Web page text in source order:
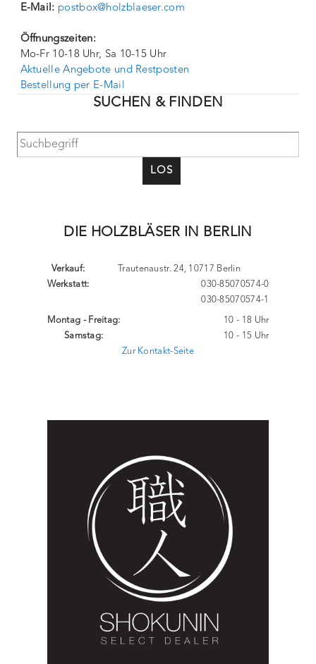
E-Mail: postbox@holzblaeser.com
Öffnungszeiten:
Mo-Fr 10-18 Uhr, Sa 10-15 Uhr
Aktuelle Angebote und Restposten
Bestellung per E-Mail
SUCHEN & FINDEN
LOS
DIE HOLZBLÄSER IN BERLIN
Trautenaustr. 24, 10717 Berlin
Verkauf:
Werkstatt:
030-85070574-0
030-85070574-1
Montag - Freitag:
Samstag:
10 - 18 Uhr
10 - 15 Uhr
Zur Kontakt-Seite